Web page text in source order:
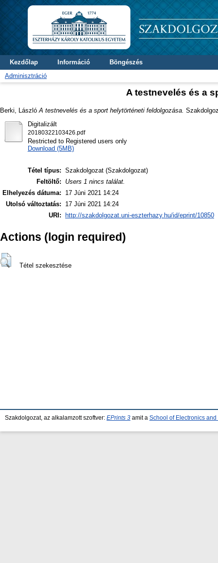
Kezdőlap Információ
Böngészés
Adminisztráció
A testnevelés és a
Berki, László A testnevelés és a sport helytörténeti feldolgozása.
Digitalizált
20180322103426.pdf
Restricted to Registered users only
Download (5MB)
Tétel típus: Szakdolgozat (Szakdolgozat)
Feltöltő:
Users 1 nincs találat.
Elhelyezés dátuma:
17 Júni 2021 14:24
Utolsó változtatás:
17 Júni 2021 14:24
URI:
http://szakdolgozat.uni-eszterhazy.hu/id/eprint/10850
Actions (login required)
Tétel szekesztése
Szakdolgozat, az alkalamzott szoftver: EPrints 3 amit a School of Electronics